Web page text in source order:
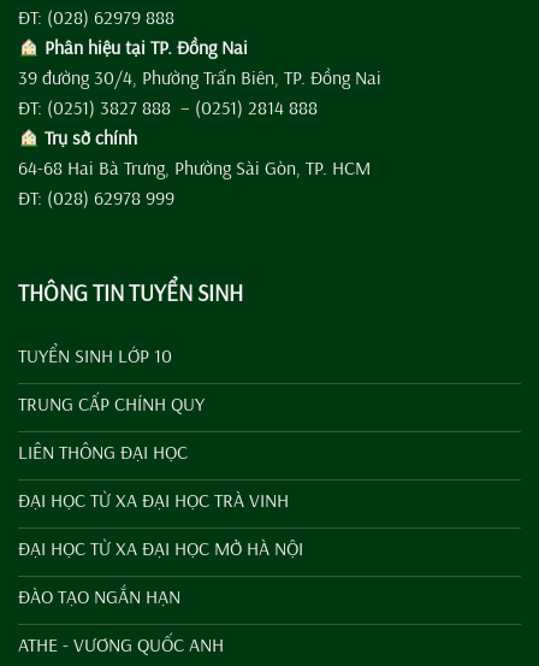
ĐT: (028) 62979 888
Phân hiệu tại TP. Đồng Nai
39 đường 30/4, Phường Trấn Biên, TP. Đồng Nai
ĐT: (0251) 3827 888 – (0251) 2814 888
Trụ sở chính
64-68 Hai Bà Trưng, Phường Sài Gòn, TP. HCM
ĐT: (028) 62978 999
THÔNG TIN TUYỂN SINH
TUYỂN SINH LỚP 10
TRUNG CẤP CHÍNH QUY
LIÊN THÔNG ĐẠI HỌC
ĐẠI HỌC TỪ XA ĐẠI HỌC TRÀ VINH
ĐẠI HỌC TỪ XA ĐẠI HỌC MỞ HÀ NỘI
ĐÀO TẠO NGẮN HẠN
ATHE - VƯƠNG QUỐC ANH